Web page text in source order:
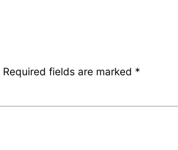
Required fields are marked *